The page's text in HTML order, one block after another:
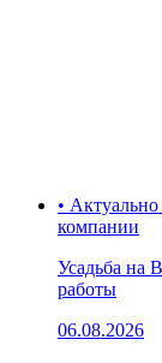
•
компании
Усадьба на
работы
06.08.2026